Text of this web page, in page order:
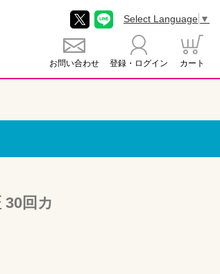
お問い合わせ 登録・ログイン カート
Select Language ▼
30回カ